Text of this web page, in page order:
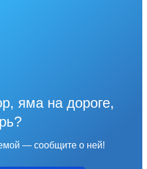
яма на дороге,
— сообщите о ней!